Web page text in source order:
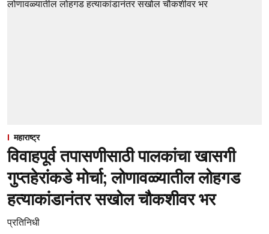
महाराष्ट्र
विवाहपूर्व तपासणीसाठी पालकांचा खासगी
गुप्तहेरांकडे मोर्चा; लोणावळ्यातील लोहगड
हत्याकांडानंतर सखोल चौकशीवर भर
प्रतिनिधी